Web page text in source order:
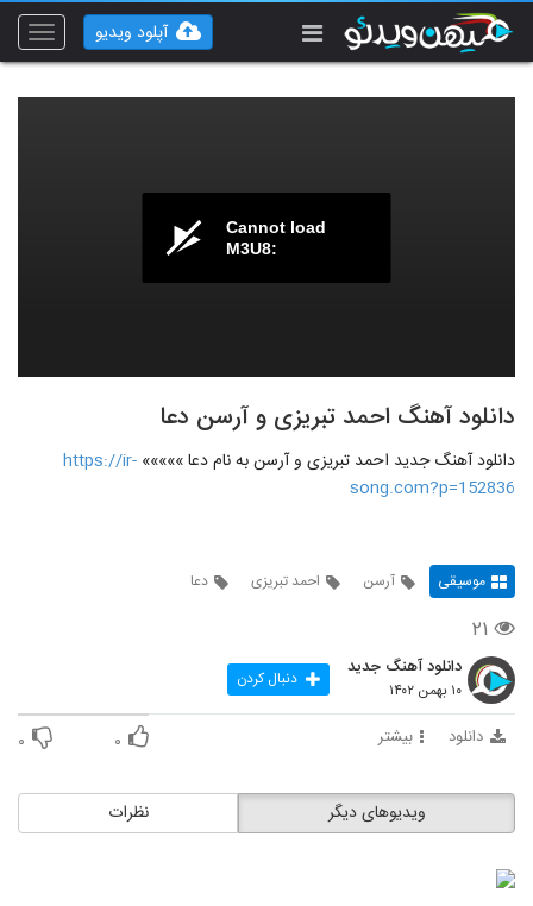
Toggle
آپلود ویدیو
Cannot load
M3U8:
دانلود آهنگ احمد تبریزی و آرسن دعا
دانلود آهنگ جدید احمد تبریزی و آرسن به نام دعا »»»»» https://ir-
song.com?p=152836
موسیقی آرسن احمد تبریزی دعا
۲۱
دانلود آهنگ جدید
۱۰ بهمن ۱۴۰۲ دنبال کردن
دانلود بیشتر ۰ ۰
نظرات ویدیوهای دیگر